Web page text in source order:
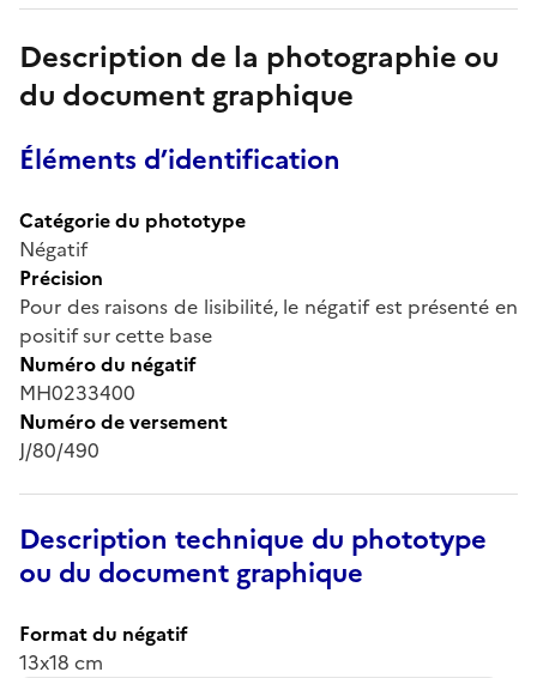
Description de la photographie ou
du document graphique
Éléments d’identification
Catégorie du phototype
Négatif
Précision
Pour des raisons de lisibilité, le négatif est présenté en
positif sur cette base
Numéro du négatif
MH0233400
Numéro de versement
J/80/490
Description technique du phototype
ou du document graphique
Format du négatif
13x18 cm